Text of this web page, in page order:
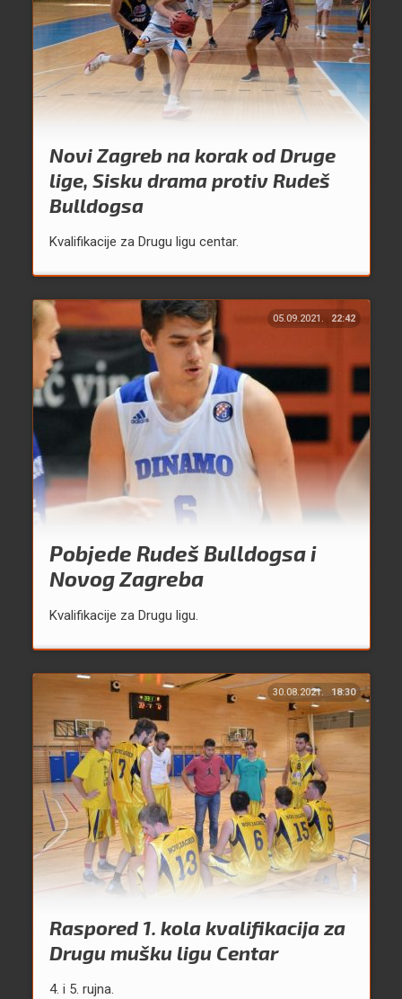
Novi Zagreb na korak od Druge
lige, Sisku drama protiv Rudeš
Bulldogsa
Kvalifikacije za Drugu ligu centar.
05.09.2021. 22:42
Pobjede Rudeš Bulldogsa i
Novog Zagreba
Kvalifikacije za Drugu ligu.
30.08.2021. 18:30
Raspored 1. kola kvalifikacija za
Drugu mušku ligu Centar
4. i 5. rujna.